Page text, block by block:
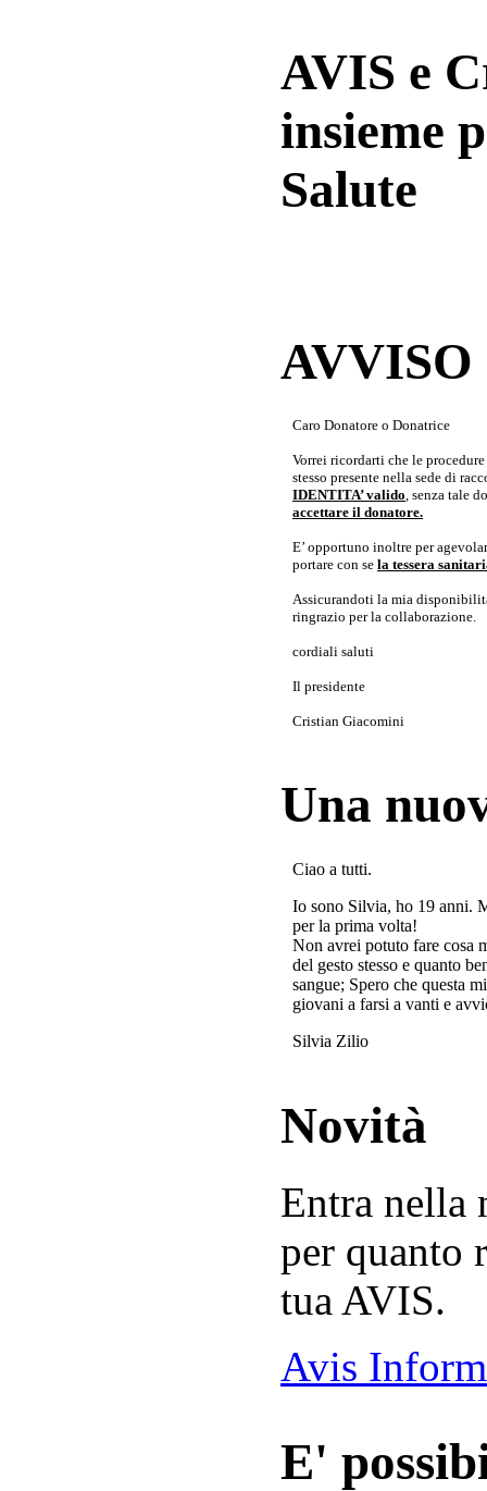
AVIS e
insieme
Salute
Caro Donatore o Donatrice
Vorrei ricordarti che le
stesso presente nella sede di
IDENTITA’ valido, senza tale
accettare il donatore.
E’ opportuno inoltre per
portare con se la tessera
Assicurandoti la mia
ringrazio per la collaborazione.
cordiali saluti
Il presidente
Cristian Giacomini
Una
Ciao a tutti.
Io sono Silvia, ho 19 anni.
per la prima volta!
Non avrei potuto fare cosa
del gesto stesso e quanto
sangue; Spero che questa
giovani a farsi a vanti e
Silvia Zilio
Novità
Entra nella
per quanto
tua AVIS.
Avis
E'